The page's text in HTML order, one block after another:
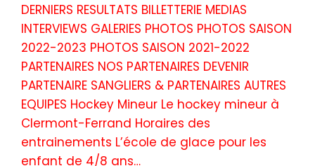
DERNIERS RESULTATS BILLETTERIE MEDIAS
INTERVIEWS GALERIES PHOTOS PHOTOS SAISON
2022-2023 PHOTOS SAISON 2021-2022
PARTENAIRES NOS PARTENAIRES DEVENIR
PARTENAIRE SANGLIERS & PARTENAIRES AUTRES
EQUIPES Hockey Mineur Le hockey mineur à
Clermont-Ferrand Horaires des
entrainements L’école de glace pour les
enfant de 4/8 ans…